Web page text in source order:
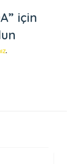
için
.